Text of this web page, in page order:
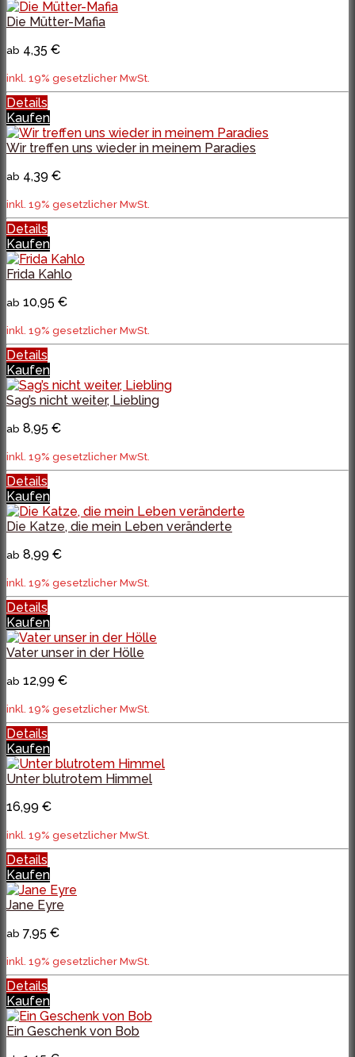
Die Mütter-Mafia
ab 4,35 €
inkl. 19% gesetzlicher MwSt.
Details
Kaufen
Wir treffen uns wieder in meinem Paradies
ab 4,39 €
inkl. 19% gesetzlicher MwSt.
Details
Kaufen
Frida Kahlo
ab 10,95 €
inkl. 19% gesetzlicher MwSt.
Details
Kaufen
Sag’s nicht weiter, Liebling
ab 8,95 €
inkl. 19% gesetzlicher MwSt.
Details
Kaufen
Die Katze, die mein Leben veränderte
ab 8,99 €
inkl. 19% gesetzlicher MwSt.
Details
Kaufen
Vater unser in der Hölle
ab 12,99 €
inkl. 19% gesetzlicher MwSt.
Details
Kaufen
Unter blutrotem Himmel
16,99 €
inkl. 19% gesetzlicher MwSt.
Details
Kaufen
Jane Eyre
ab 7,95 €
inkl. 19% gesetzlicher MwSt.
Details
Kaufen
Ein Geschenk von Bob